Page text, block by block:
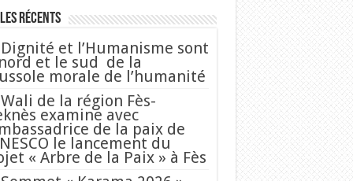
Récents
Dignité et l’Humanisme sont
et le sud de la
morale de l’humanité
Wali de la région Fès-
examine avec
de la paix de
le lancement du
« Arbre de la Paix » à Fès